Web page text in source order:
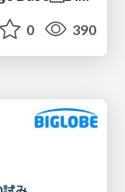
0 390